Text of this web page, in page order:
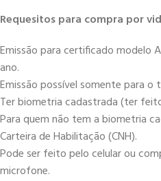
Requesitos para compra por
Emissão para certificado modelo
ano.
Emissão possível somente para o
Ter biometria cadastrada (ter
Para quem não tem a biometria
Carteira de Habilitação (CNH).
Pode ser feito pelo celular ou
microfone.